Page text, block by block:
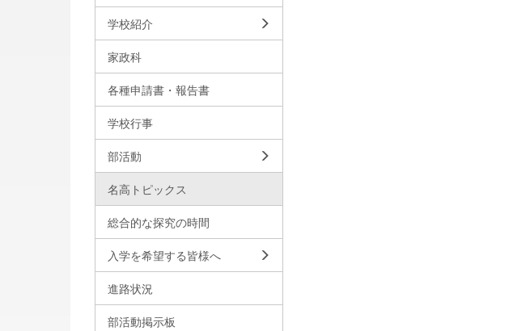
学校紹介
家政科
各種申請書・報告書
学校行事
部活動
名高トピックス
総合的な探究の時間
入学を希望する皆様へ
進路状況
部活動掲示板